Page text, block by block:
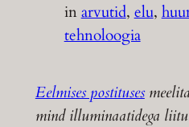
inarvutid, elu,
tehnoloogia
Eelmises postituses
mind illuminaatidega